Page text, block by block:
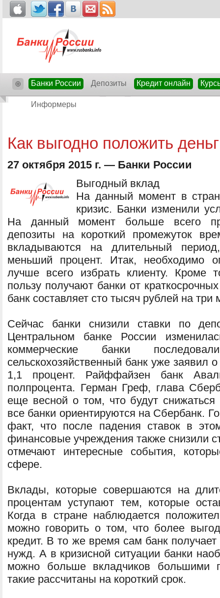
⊕ Банки России Депозиты Кредит онлайн
Информеры
Как выгодно положить
27 октября 2015 г. — Банки России
Выгодный вклад
На данный момент в
кризис. Банки изменили
На данный момент больше всего
депозиты на короткий промежуток
вкладываются на длительный
меньший процент. Итак, необходимо
лучше всего избрать клиенту. Кроме
пользу получают банки от
банк составляет сто тысяч рублей на три
Сейчас банки снизили ставки по
Центральном банке России
коммерческие банки
сельскохозяйственный банк уже заявил
1,1 процент. Райффайзен банк
полпроцента. Герман Греф, глава
еще весной о том, что будут снижаться
все банки ориентируются на Сбербанк.
факт, что после падения ставок в
финансовые учреждения также снизили
отмечают интересные события,
сфере.
Вклады, которые совершаются на
процентам уступают тем, которые
Когда в стране наблюдается
можно говорить о том, что более
кредит. В то же время сам банк
нужд. А в кризисной ситуации банки
можно больше вкладчиков большими
такие рассчитаны на короткий срок.